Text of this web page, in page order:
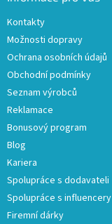
Kontakty
Možnosti dopravy
Ochrana osobních údajů
Obchodní podmínky
Seznam výrobců
Reklamace
Bonusový program
Blog
Kariera
Spolupráce s dodavateli
Spolupráce s influencery
Firemní dárky